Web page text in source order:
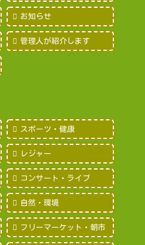
お知らせ
管理人が紹介します
スポーツ・健康
レジャー
コンサート・ライブ
自然・環境
フリーマーケット・朝市